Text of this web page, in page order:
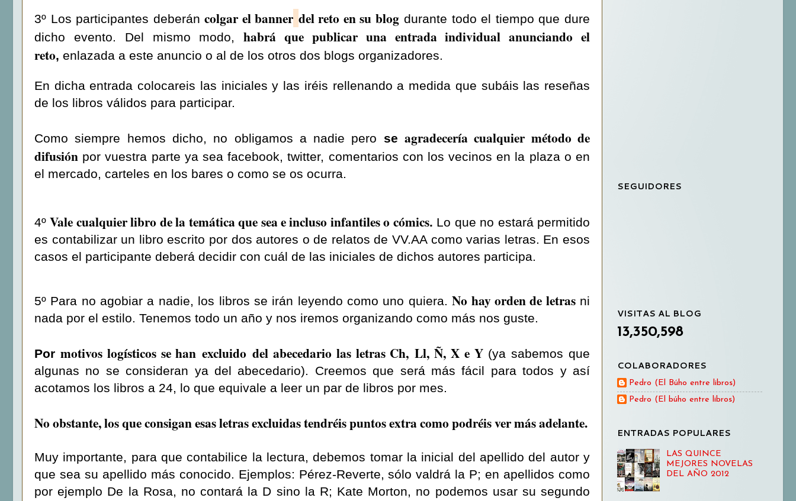
3º Los participantes deberáncolgar el banner del reto en su blog durante todo el tiempo que dure
dicho evento. Del mismo modo,habrá que publicar una entrada individual anunciando el
reto, enlazada a este anuncio o al de los otros dos blogs organizadores.
En dicha entrada colocareis las iniciales y las iréis rellenando a medida que subáis las reseñas
de los libros válidos para participar.
Como siempre hemos dicho, no obligamos a nadie pero seagradecería cualquier método de
difusión por vuestra parte ya sea facebook, twitter, comentarios con los vecinos en la plaza o en
el mercado, carteles en los bares o como se os ocurra.
4ºVale cualquier libro de la temática que sea e incluso infantiles o cómics. Lo que no estará permitido
es contabilizar un libro escrito por dos autores o de relatos de VV.AA como varias letras. En esos
casos el participante deberá decidir con cuál de las iniciales de dichos autores participa.
5º Para no agobiar a nadie, los libros se irán leyendo como uno quiera.No hay orden de letrasni
nada por el estilo. Tenemos todo un año y nos iremos organizando como más nos guste.
Por motivos logísticos se han excluido del abecedario las letras Ch, Ll, Ñ, X e Y (ya sabemos que
algunas no se consideran ya del abecedario). Creemos que será más fácil para todos y así
acotamos los libros a 24, lo que equivale a leer un par de libros por mes.
No obstante, los que consigan esas letras excluidas tendréis puntos extra como podréis ver más adelante.
Muy importante, para que contabilice la lectura, debemos tomar la inicial del apellido del autor y
que sea su apellido más conocido. Ejemplos: Pérez-Reverte, sólo valdrá la P; en apellidos como
por ejemplo De la Rosa, no contará la D sino la R; Kate Morton, no podemos usar su segundo
SEGUIDORES
VISITAS AL BLOG
13,350,598
COLABORADORES
Pedro (El Búho entre libros)
Pedro (El búho entre libros)
ENTRADAS POPULARES
LAS QUINCE
MEJORES NOVELAS
DEL AÑO 2012